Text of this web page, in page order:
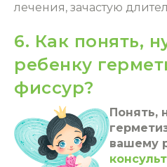
лечения, зачастую
6. Как понять,
ребенку
фиссур?
Понять,
вашему